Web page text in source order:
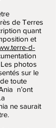
de Terres
quant
et
d-
photos
sur le
toute
n’ont
ne saurait